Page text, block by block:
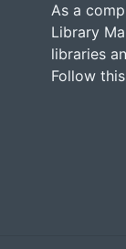
As a
Library
libraries
Follow